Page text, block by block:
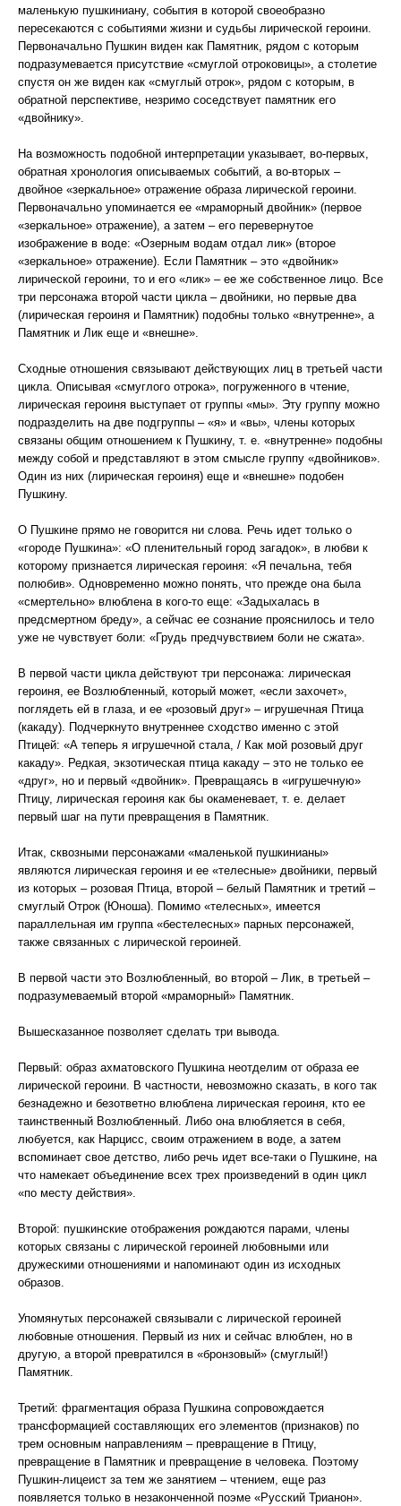
маленькую пушкиниану, события в которой своеобразно
пересекаются с событиями жизни и судьбы лирической героини.
Первоначально Пушкин виден как Памятник, рядом с которым
подразумевается присутствие «смуглой отроковицы», а столетие
спустя он же виден как «смуглый отрок», рядом с которым, в
обратной перспективе, незримо соседствует памятник его
«двойнику».
На возможность подобной интерпретации указывает, во-первых,
обратная хронология описываемых событий, а во-вторых –
двойное «зеркальное» отражение образа лирической героини.
Первоначально упоминается ее «мраморный двойник» (первое
«зеркальное» отражение), а затем – его перевернутое
изображение в воде: «Озерным водам отдал лик» (второе
«зеркальное» отражение). Если Памятник – это «двойник»
лирической героини, то и его «лик» – ее же собственное лицо. Все
три персонажа второй части цикла – двойники, но первые два
(лирическая героиня и Памятник) подобны только «внутренне», а
Памятник и Лик еще и «внешне».
Сходные отношения связывают действующих лиц в третьей части
цикла. Описывая «смуглого отрока», погруженного в чтение,
лирическая героиня выступает от группы «мы». Эту группу можно
подразделить на две подгруппы – «я» и «вы», члены которых
связаны общим отношением к Пушкину, т. е. «внутренне» подобны
между собой и представляют в этом смысле группу «двойников».
Один из них (лирическая героиня) еще и «внешне» подобен
Пушкину.
О Пушкине прямо не говорится ни слова. Речь идет только о
«городе Пушкина»: «О пленительный город загадок», в любви к
которому признается лирическая героиня: «Я печальна, тебя
полюбив». Одновременно можно понять, что прежде она была
«смертельно» влюблена в кого-то еще: «Задыхалась в
предсмертном бреду», а сейчас ее сознание прояснилось и тело
уже не чувствует боли: «Грудь предчувствием боли не сжата».
В первой части цикла действуют три персонажа: лирическая
героиня, ее Возлюбленный, который может, «если захочет»,
поглядеть ей в глаза, и ее «розовый друг» – игрушечная Птица
(какаду). Подчеркнуто внутреннее сходство именно с этой
Птицей: «А теперь я игрушечной стала, / Как мой розовый друг
какаду». Редкая, экзотическая птица какаду – это не только ее
«друг», но и первый «двойник». Превращаясь в «игрушечную»
Птицу, лирическая героиня как бы окаменевает, т. е. делает
первый шаг на пути превращения в Памятник.
Итак, сквозными персонажами «маленькой пушкинианы»
являются лирическая героиня и ее «телесные» двойники, первый
из которых – розовая Птица, второй – белый Памятник и третий –
смуглый Отрок (Юноша). Помимо «телесных», имеется
параллельная им группа «бестелесных» парных персонажей,
также связанных с лирической героиней.
В первой части это Возлюбленный, во второй – Лик, в третьей –
подразумеваемый второй «мраморный» Памятник.
Вышесказанное позволяет сделать три вывода.
Первый: образ ахматовского Пушкина неотделим от образа ее
лирической героини. В частности, невозможно сказать, в кого так
безнадежно и безответно влюблена лирическая героиня, кто ее
таинственный Возлюбленный. Либо она влюбляется в себя,
любуется, как Нарцисс, своим отражением в воде, а затем
вспоминает свое детство, либо речь идет все-таки о Пушкине, на
что намекает объединение всех трех произведений в один цикл
«по месту действия».
Второй: пушкинские отображения рождаются парами, члены
которых связаны с лирической героиней любовными или
дружескими отношениями и напоминают один из исходных
образов.
Упомянутых персонажей связывали с лирической героиней
любовные отношения. Первый из них и сейчас влюблен, но в
другую, а второй превратился в «бронзовый» (смуглый!)
Памятник.
Третий: фрагментация образа Пушкина сопровождается
трансформацией составляющих его элементов (признаков) по
трем основным направлениям – превращение в Птицу,
превращение в Памятник и превращение в человека. Поэтому
Пушкин-лицеист за тем же занятием – чтением, еще раз
появляется только в незаконченной поэме «Русский Трианон».